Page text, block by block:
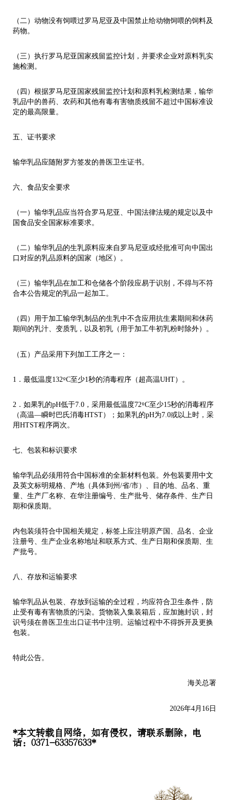
（二）动物没有饲喂过罗马尼亚及中国禁止给动物饲喂的饲料及
药物。
（三）执行罗马尼亚国家残留监控计划，并要求企业对原料乳实
施检测。
（四）根据罗马尼亚国家残留监控计划和原料乳检测结果，输华
乳品中的兽药、农药和其他有毒有害物质残留不超过中国标准设
定的最高限量。
五、证书要求
输华乳品应随附罗方签发的兽医卫生证书。
六、食品安全要求
（一）输华乳品应当符合罗马尼亚、中国法律法规的规定以及中
国食品安全国家标准要求。
（二）输华乳品的生乳原料应来自罗马尼亚或经批准可向中国出
口对应的乳品原料的国家（地区）。
（三）输华乳品在加工和仓储各个阶段应易于识别，不得与不符
合本公告规定的乳品一起加工。
（四）用于加工输华乳制品的生乳中不含应用抗生素期间和休药
期间的乳汁、变质乳，以及初乳（用于加工牛初乳粉时除外）。
（五）产品采用下列加工工序之一：
1．最低温度132ºC至少1秒的消毒程序（超高温UHT）。
2．如果乳的pH低于7.0，采用最低温度72ºC至少15秒的消毒程序
（高温—瞬时巴氏消毒HTST）；如果乳的pH为7.0或以上时，采
用HTST程序两次。
七、包装和标识要求
输华乳品必须用符合中国标准的全新材料包装。外包装要用中文
及英文标明规格、产地（具体到州/省/市）、目的地、品名、重
量、生产厂名称、在华注册编号、生产批号、储存条件、生产日
期和保质期。
内包装须符合中国相关规定，标签上应注明原产国、品名、企业
注册号、生产企业名称地址和联系方式、生产日期和保质期、生
产批号。
八、存放和运输要求
输华乳品从包装、存放到运输的全过程，均应符合卫生条件，防
止受有毒有害物质的污染。货物装入集装箱后，应加施封识，封
识号须在兽医卫生出口证书中注明。运输过程中不得拆开及更换
包装。
特此公告。
海关总署
2026年4月16日
*本文转载自网络，如有侵权，请联系删除，电
话：0371-63357633*